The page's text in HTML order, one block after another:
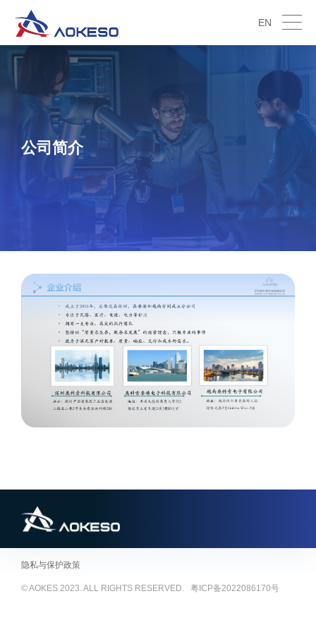
EN
公司简介
隐私与保护政策
© AOKES 2023. ALL RIGHTS RESERVED. 粤ICP备2022086170号